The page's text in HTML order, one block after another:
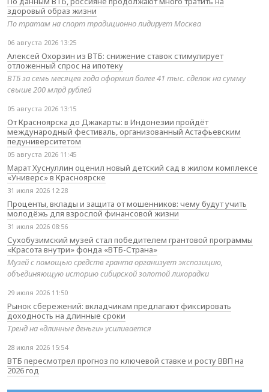
здоровый образ жизни
По тратам на спорт традиционно лидирует Москва
06 августа 2026 13:25
Алексей Охорзин из ВТБ: снижение ставок стимулирует
отложенный спрос на ипотеку
ВТБ за семь месяцев года оформил более 41 тыс. сделок на сумму
свыше 200 млрд рублей
05 августа 2026 13:15
От Красноярска до Джакарты: в Индонезии пройдёт
международный фестиваль, организованный Астафьевским
педуниверситетом
05 августа 2026 11:45
Марат Хуснуллин оценил новый детский сад в жилом комплексе
«Универс» в Красноярске
31 июля 2026 12:28
Проценты, вклады и защита от мошенников: чему будут учить
молодёжь для взрослой финансовой жизни
31 июля 2026 08:56
Сухобузимский музей стал победителем грантовой программы
«Красота внутри» фонда «ВТБ-Страна»
Музей с помощью средств гранта организует экспозицию,
объединяющую историю сибирской золотой лихорадки
29 июля 2026 11:50
Рынок сбережений: вкладчикам предлагают фиксировать
доходность на длинные сроки
Тренд на «длинные деньги» усиливается
28 июля 2026 15:54
ВТБ пересмотрел прогноз по ключевой ставке и росту ВВП на
2026 год